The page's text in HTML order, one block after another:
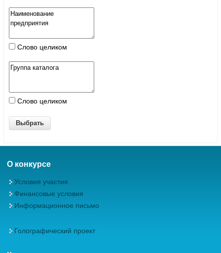
Слово целиком
Слово целиком
О конкурсе
Условия участия
Финансовые условия
Информационное письмо
Голографический проект